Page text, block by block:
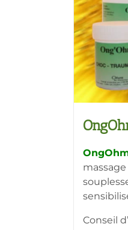
Conseil